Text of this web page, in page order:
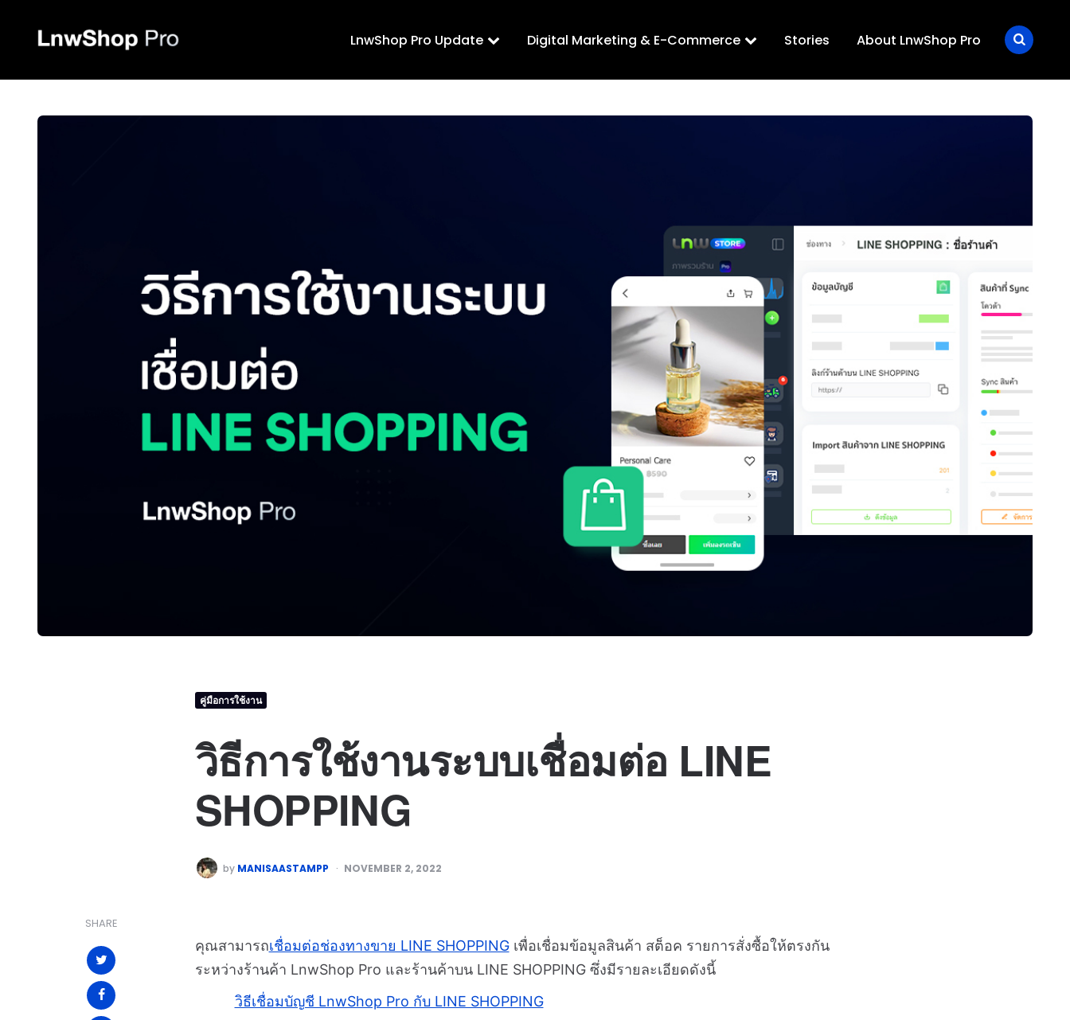
LnwShop Pro Update Digital Marketing & E-Commerce Stories About LnwShop Pro
คู่มือการใช้งาน
วิธีการใช้งานระบบเชื่อมต่อ LINE
SHOPPING
by MANISAASTAMPP NOVEMBER 2, 2022
SHARE
คุณสามารถเชื่อมต่อช่องทางขาย LINE SHOPPINGเพื่อเชื่อมข้อมูลสินค้า สต็อค รายการสั่งซื้อให้ตรงกัน
ระหว่างร้านค้า LnwShop Pro และร้านค้าบน LINE SHOPPING ซึ่งมีรายละเอียดดังนี้
วิธีเชื่อมบัญชี LnwShop Pro กับ LINE SHOPPING